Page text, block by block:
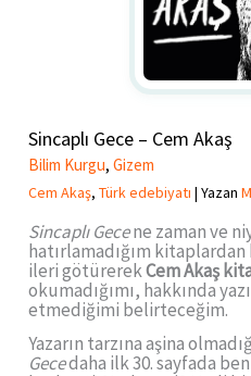
Sincaplı Gece – Cem Akaş
Bilim Kurgu,Gizem
Cem Akaş,Türk edebiyatı | Yazan
Sincaplı Gecene zaman ve
hatırlamadığım
ileri götürerekCem Akaş
okumadığımı, hakkında
etmediğimi belirteceğim.
Yazarın tarzına aşina
Gecedaha ilk 30. sayfada